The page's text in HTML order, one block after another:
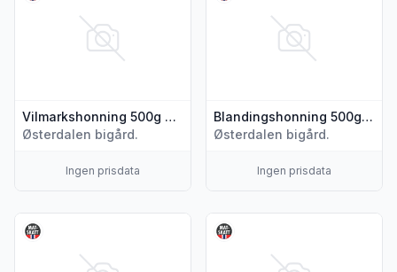
Vilmarkshonning 500g Østerdalen
Østerdalen bigård.
Ingen prisdata
Blandingshonning 500g Østerdalen
Østerdalen bigård.
Ingen prisdata
Vis flere detaljer for produktet "Lynghonning 500g
Vis flere detaljer for